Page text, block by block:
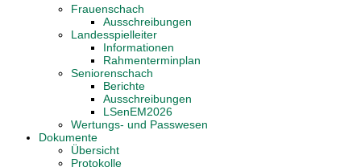
Frauenschach
Ausschreibungen
Landesspielleiter
Informationen
Rahmenterminplan
Seniorenschach
Berichte
Ausschreibungen
LSenEM2026
Wertungs- und Passwesen
Dokumente
Übersicht
Protokolle